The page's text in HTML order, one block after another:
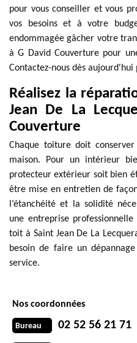
pour vous conseiller et vous
vos besoins et à votre
endommagée gâcher votre
à G David Couverture pour
Contactez-nous dès
Réalisez la
Jean De La
Couverture
Chaque toiture doit
maison. Pour un intérieur
protecteur extérieur soit bien
être mise en entretien de
l’étanchéité et la solidité
une entreprise
toit à Saint Jean De La
besoin de faire un
service.
Nos coordonnées
Bureau 02 52 56 21 71